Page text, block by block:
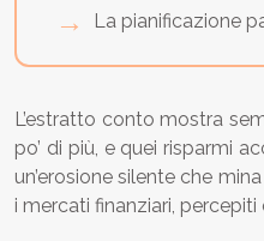
La pianificazione
L’estratto conto mostra
po’ di più, e quei risparmi
un’erosione silente che
i mercati finanziari,